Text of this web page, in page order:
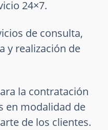
24×7.
de consulta,
y realización de
la contratación
en modalidad de
de los clientes.